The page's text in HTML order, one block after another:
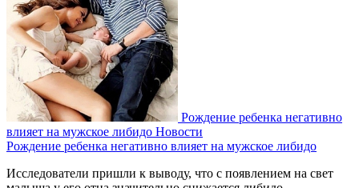
Рождение ребенка негативно
влияет на мужское либидо Новости
Рождение ребенка негативно влияет на мужское либидо
Исследователи пришли к выводу, что с появлением на свет